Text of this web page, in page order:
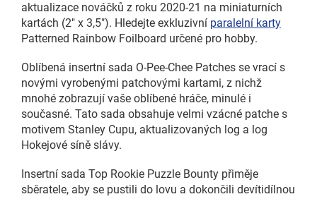
aktualizace nováčků z roku 2020-21 na miniaturních
kartách (2" x 3,5"). Hledejte exkluzivní paralelní karty
Patterned Rainbow Foilboard určené pro hobby.
Oblíbená insertní sada O-Pee-Chee Patches se vrací s
novými vyrobenými patchovými kartami, z nichž
mnohé zobrazují vaše oblíbené hráče, minulé i
současné. Tato sada obsahuje velmi vzácné patche s
motivem Stanley Cupu, aktualizovaných log a log
Hokejové síně slávy.
Insertní sada Top Rookie Puzzle Bounty přiměje
sběratele, aby se pustili do lovu a dokončili devítidílnou